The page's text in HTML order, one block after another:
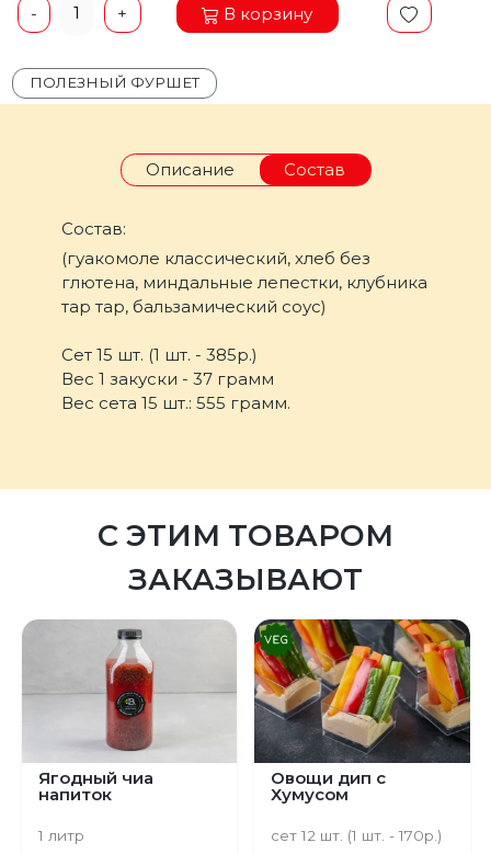
- 1 + В корзину
ПОЛЕЗНЫЙ ФУРШЕТ
Описание Состав
Состав:
(гуакомоле классический, хлеб без
глютена, миндальные лепестки, клубника
тар тар, бальзамический соус)
Сет 15 шт. (1 шт. - 385р.)
Вес 1 закуски - 37 грамм
Вес сета 15 шт.: 555 грамм.
С ЭТИМ ТОВАРОМ
ЗАКАЗЫВАЮТ
Ягодный чиа
напиток
1 литр
Овощи дип с
Хумусом
сет 12 шт. (1 шт. - 170р.)